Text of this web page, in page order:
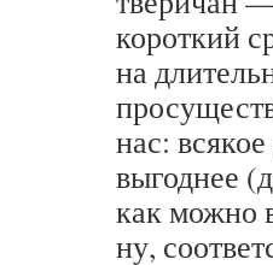
короткий
на
нас:
выгоднее
как можно
ну,